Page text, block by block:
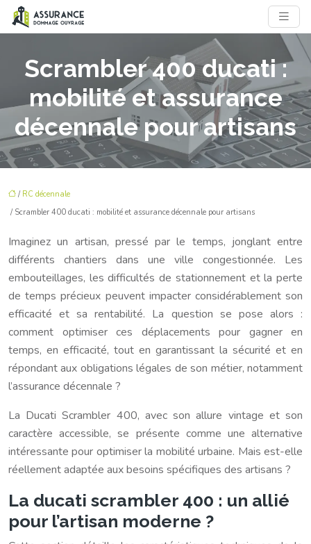
Scrambler 400 ducati :
mobilité et assurance
décennale pour artisans
/ RC décennale
/ Scrambler 400 ducati : mobilité et assurance décennale pour artisans
Imaginez un artisan, pressé par le temps, jonglant entre
différents chantiers dans une ville congestionnée. Les
embouteillages, les difficultés de stationnement et la perte
de temps précieux peuvent impacter considérablement son
efficacité et sa rentabilité. La question se pose alors :
comment optimiser ces déplacements pour gagner en
temps, en efficacité, tout en garantissant la sécurité et en
répondant aux obligations légales de son métier, notamment
l’assurance décennale ?
La Ducati Scrambler 400, avec son allure vintage et son
caractère accessible, se présente comme une alternative
intéressante pour optimiser la mobilité urbaine. Mais est-elle
réellement adaptée aux besoins spécifiques des artisans ?
La ducati scrambler 400 : un allié
pour l’artisan moderne ?